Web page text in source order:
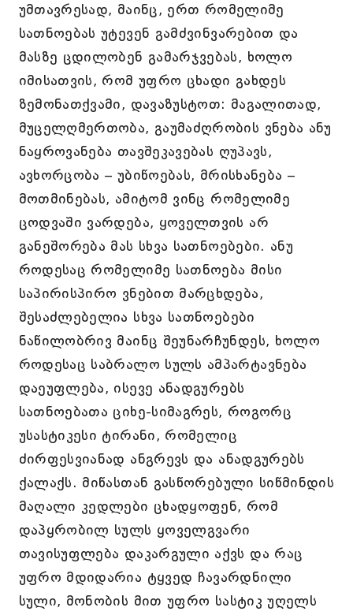
უმთავრესად, მაინც, ერთ რომელიმე
სათნოებას უტევენ გამძვინვარებით და
მასზე ცდილობენ გამარჯვებას, ხოლო
იმისათვის, რომ უფრო ცხადი გახდეს
ზემონათქვამი, დავაზუსტოთ: მაგალითად,
მუცელღმერთობა, გაუმაძღრობის ვნება ანუ
ნაყროვანება თავშეკავებას ღუპავს,
ავხორცობა – უბიწოებას, მრისხანება –
მოთმინებას, ამიტომ ვინც რომელიმე
ცოდვაში ვარდება, ყოველთვის არ
განეშორება მას სხვა სათნოებები. ანუ
როდესაც რომელიმე სათნოება მისი
საპირისპირო ვნებით მარცხდება,
შესაძლებელია სხვა სათნოებები
ნაწილობრივ მაინც შეუნარჩუნდეს, ხოლო
როდესაც საბრალო სულს ამპარტავნება
დაეუფლება, ისევე ანადგურებს
სათნოებათა ციხე-სიმაგრეს, როგორც
უსასტიკესი ტირანი, რომელიც
ძირფესვიანად ანგრევს და ანადგურებს
ქალაქს. მიწასთან გასწორებული სიწმინდის
მაღალი კედლები ცხადყოფენ, რომ
დაპყრობილ სულს ყოველგვარი
თავისუფლება დაკარგული აქვს და რაც
უფრო მდიდარია ტყვედ ჩავარდნილი
სული, მონობის მით უფრო სასტიკ უღელს